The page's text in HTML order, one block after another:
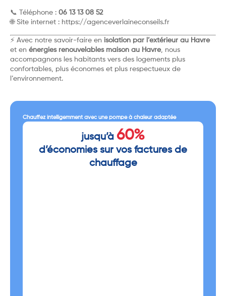
📞 Téléphone : 06 13 13 08 52
🌐 Site internet : https://agenceverlaineconseils.fr
⚡ Avec notre savoir-faire en isolation par l’extérieur au Havre
et en énergies renouvelables maison au Havre, nous
accompagnons les habitants vers des logements plus
confortables, plus économes et plus respectueux de
l’environnement.
Chauffez intelligemment avec une pompe à chaleur adaptée
jusqu’à 60%
d’économies sur vos factures de
chauffage